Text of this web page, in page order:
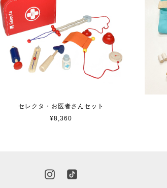
セレクタ・お医者さんセット
¥8,360